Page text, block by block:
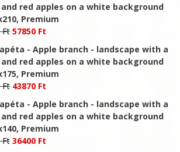
112490 Ft.73120 Ft.
red apples on a white background
Premium
Ft Original
was:
88990 Ft.
57850 Ft
is:
57850 Ft.
- Apple branch - landscape with a
red apples on a white background
Premium
Ft Original
was:
67490 Ft.
43870 Ft
is:
43870 Ft.
- Apple branch - landscape with a
red apples on a white background
Premium
Ft Original
36400 Ft